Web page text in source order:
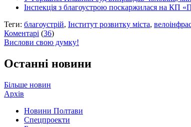
Інспекція з благоустрою поскаржилася на КП
Теги: благоустрій, Інститут розвитку міста,
Коментарі (36)
Вислови свою думку!
Останні новини
Більше новин
Архів
Новини Полтави
Спецпроекти